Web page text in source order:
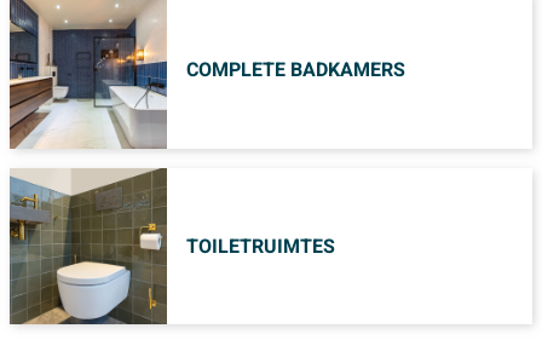
COMPLETE BADKAMERS
TOILETRUIMTES